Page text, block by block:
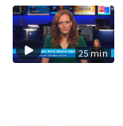
25 min